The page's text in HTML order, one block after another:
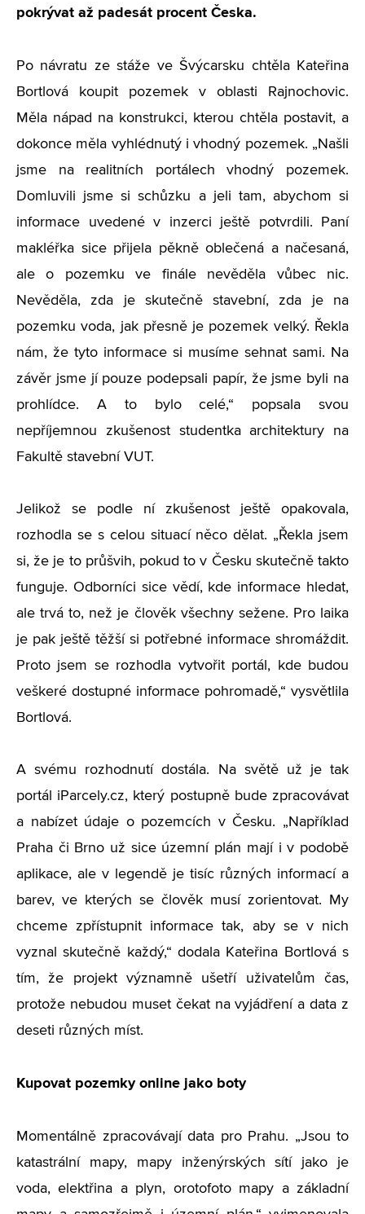
pokrývat až padesát procent Česka.
Po návratu ze stáže ve Švýcarsku chtěla Kateřina
Bortlová koupit pozemek v oblasti Rajnochovic.
Měla nápad na konstrukci, kterou chtěla postavit, a
dokonce měla vyhlédnutý i vhodný pozemek. „Našli
jsme na realitních portálech vhodný pozemek.
Domluvili jsme si schůzku a jeli tam, abychom si
informace uvedené v inzerci ještě potvrdili. Paní
makléřka sice přijela pěkně oblečená a načesaná,
ale o pozemku ve finále nevěděla vůbec nic.
Nevěděla, zda je skutečně stavební, zda je na
pozemku voda, jak přesně je pozemek velký. Řekla
nám, že tyto informace si musíme sehnat sami. Na
závěr jsme jí pouze podepsali papír, že jsme byli na
prohlídce. A to bylo celé,“ popsala svou
nepříjemnou zkušenost studentka architektury na
Fakultě stavební VUT.
Jelikož se podle ní zkušenost ještě opakovala,
rozhodla se s celou situací něco dělat. „Řekla jsem
si, že je to průšvih, pokud to v Česku skutečně takto
funguje. Odborníci sice vědí, kde informace hledat,
ale trvá to, než je člověk všechny sežene. Pro laika
je pak ještě těžší si potřebné informace shromáždit.
Proto jsem se rozhodla vytvořit portál, kde budou
veškeré dostupné informace pohromadě,“ vysvětlila
Bortlová.
A svému rozhodnutí dostála. Na světě už je tak
portál iParcely.cz, který postupně bude zpracovávat
a nabízet údaje o pozemcích v Česku. „Například
Praha či Brno už sice územní plán mají i v podobě
aplikace, ale v legendě je tisíc různých informací a
barev, ve kterých se člověk musí zorientovat. My
chceme zpřístupnit informace tak, aby se v nich
vyznal skutečně každý,“ dodala Kateřina Bortlová s
tím, že projekt významně ušetří uživatelům čas,
protože nebudou muset čekat na vyjádření a data z
deseti různých míst.
Kupovat pozemky online jako boty
Momentálně zpracovávají data pro Prahu. „Jsou to
katastrální mapy, mapy inženýrských sítí jako je
voda, elektřina a plyn, orotofoto mapy a základní